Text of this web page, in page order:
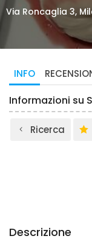
Via Roncaglia 3,
INFO
Informazioni su
Ricerca
Descrizione